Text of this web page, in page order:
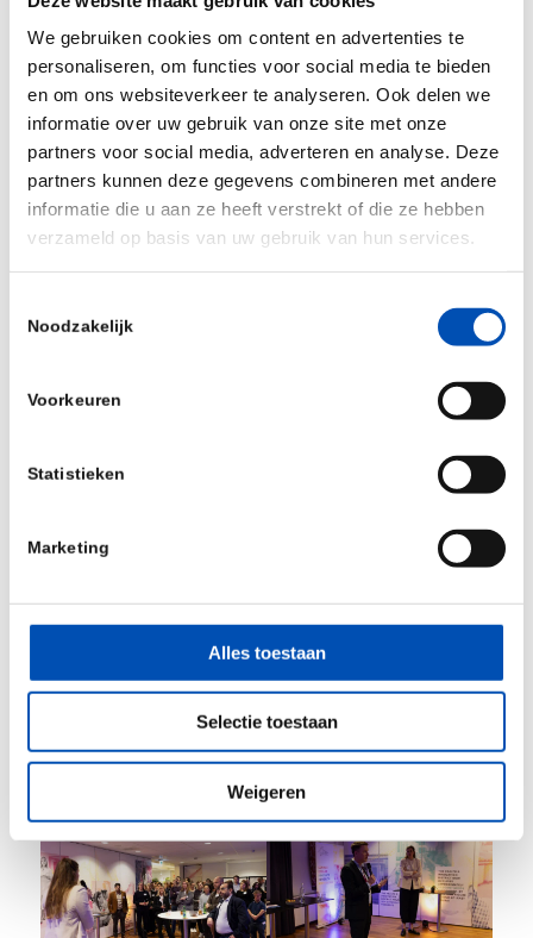
We gebruiken cookies om content en advertenties te
personaliseren, om functies voor social media te bieden
en om ons websiteverkeer te analyseren. Ook delen we
informatie over uw gebruik van onze site met onze
partners voor social media, adverteren en analyse. Deze
partners kunnen deze gegevens combineren met andere
informatie die u aan ze heeft verstrekt of die ze hebben
verzameld op basis van uw gebruik van hun services.
Noodzakelijk
Voorkeuren
Statistieken
Marketing
Alles toestaan
Selectie toestaan
Weigeren